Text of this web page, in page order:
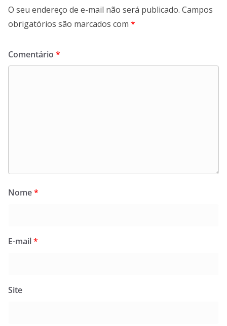
O seu endereço de e-mail não será publicado. Campos
obrigatórios são marcados com *
Comentário *
Nome*
E-mail*
Site